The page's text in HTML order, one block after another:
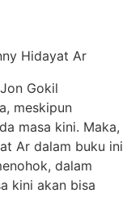
Hidayat Ar
Gokil
meskipun
masa kini. Maka,
Ar dalam buku ini
dalam
kini akan bisa